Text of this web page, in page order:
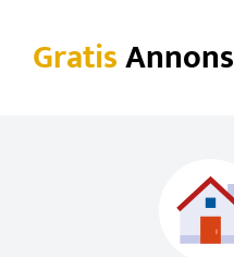
Gratis